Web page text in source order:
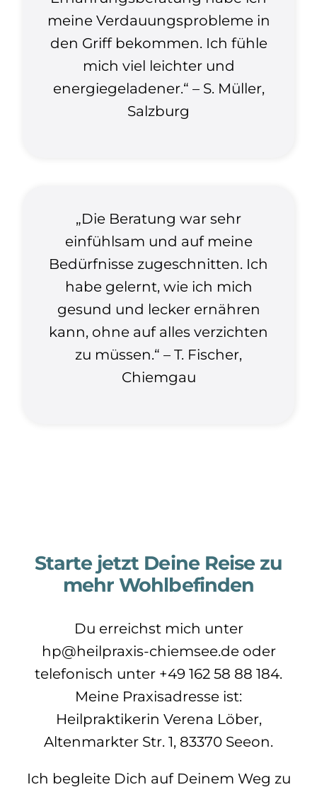
meine Verdauungsprobleme in
den Griff bekommen. Ich fühle
mich viel leichter und
energiegeladener.“ – S. Müller,
Salzburg
„Die Beratung war sehr
einfühlsam und auf meine
Bedürfnisse zugeschnitten. Ich
habe gelernt, wie ich mich
gesund und lecker ernähren
kann, ohne auf alles verzichten
zu müssen.“ – T. Fischer,
Chiemgau
Starte jetzt Deine Reise zu
mehr Wohlbefinden
Du erreichst mich unter
hp@heilpraxis-chiemsee.de oder
telefonisch unter +49 162 58 88 184.
Meine Praxisadresse ist:
Heilpraktikerin Verena Löber,
Altenmarkter Str. 1, 83370 Seeon.
Ich begleite Dich auf Deinem Weg zu